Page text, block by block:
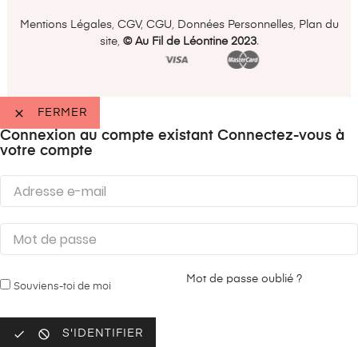
Mentions Légales, CGV, CGU Données Personnelles,
Plan du
site, ©️ Au Fil de Léontine 2023.
 FERMER
Connexion au compte existant Connectez-vous à
votre compte
Souviens-toi de moi
Mot de passe oublié ?
  S'IDENTIFIER